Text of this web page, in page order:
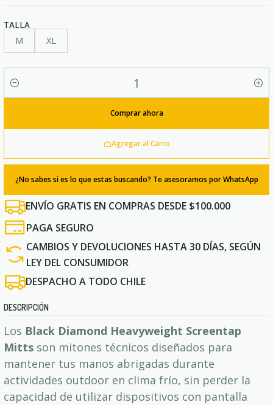
TALLA
M
XL
Cantidad
Agregar al Carro
Comprar ahora
¿No sabes si es lo que estas buscando? Te asesoramos por WhatsApp
ENVÍO GRATIS EN COMPRAS DESDE $100.000
PAGA SEGURO
CAMBIOS Y DEVOLUCIONES HASTA 30 DÍAS, SEGÚN
LEY DEL CONSUMIDOR
DESPACHO A TODO CHILE
DESCRIPCIÓN
Los Black Diamond Heavyweight Screentap
Mitts son mitones técnicos diseñados para
mantener tus manos abrigadas durante
actividades outdoor en clima frío, sin perder la
capacidad de utilizar dispositivos con pantalla